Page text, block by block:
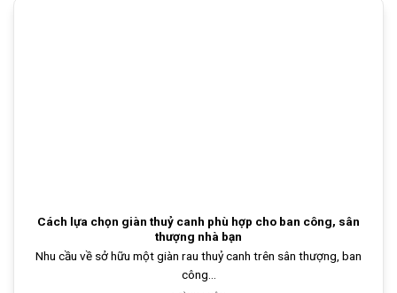
Cách lựa chọn giàn thuỷ canh phù hợp cho ban công, sân
thượng nhà bạn
Nhu cầu về sở hữu một giàn rau thuỷ canh trên sân thượng, ban
công...